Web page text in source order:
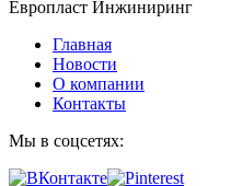
Европласт Инжиниринг
Главная
Новости
О компании
Контакты
Мы в соцсетях: